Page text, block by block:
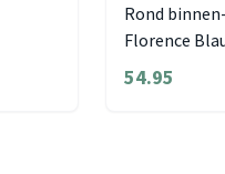
Rond
Florence
54.95